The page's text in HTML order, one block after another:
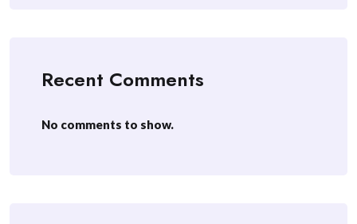
Recent Comments
No comments to show.